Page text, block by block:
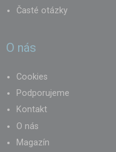
Časté otázky
O nás
Cookies
Podporujeme
Kontakt
O nás
Magazín